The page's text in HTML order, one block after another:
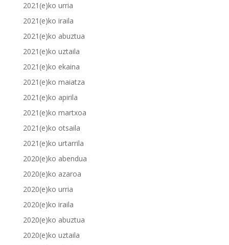
2021(e)ko urria
2021(e)ko iraila
2021(e)ko abuztua
2021(e)ko uztaila
2021(e)ko ekaina
2021(e)ko maiatza
2021(e)ko apirila
2021(e)ko martxoa
2021(e)ko otsaila
2021(e)ko urtarrila
2020(e)ko abendua
2020(e)ko azaroa
2020(e)ko urria
2020(e)ko iraila
2020(e)ko abuztua
2020(e)ko uztaila